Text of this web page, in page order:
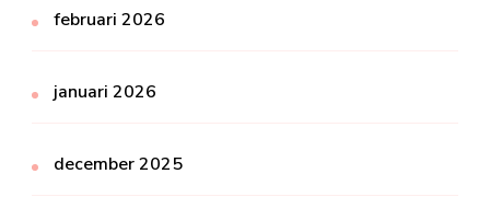
februari 2026
januari 2026
december 2025